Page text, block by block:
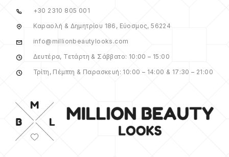
+30 2310 805 001
Καραολή & Δημητρίου 186, Εύοσμος, 56224
info@millionbeautylooks.com
Δευτέρα, Τετάρτη & Σάββατο: 10:00 – 15:00
Τρίτη, Πέμπτη & Παρασκευή: 10:00 – 14:00 & 17:30 – 21:00